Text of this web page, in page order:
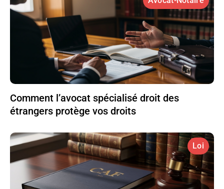
Comment l’avocat spécialisé droit des
étrangers protège vos droits
Loi